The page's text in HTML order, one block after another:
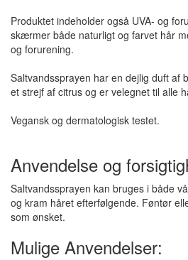
Produktet indeholder også UVA- og
skærmer både naturligt og farvet hår
og forurening.
Saltvandssprayen har en dejlig duft af
et strejf af citrus og er velegnet til alle
Vegansk og dermatologisk testet.
Anvendelse og
Saltvandssprayen kan bruges i både
og kram håret efterfølgende. Føntør
som ønsket.
Mulige Anvendelser: